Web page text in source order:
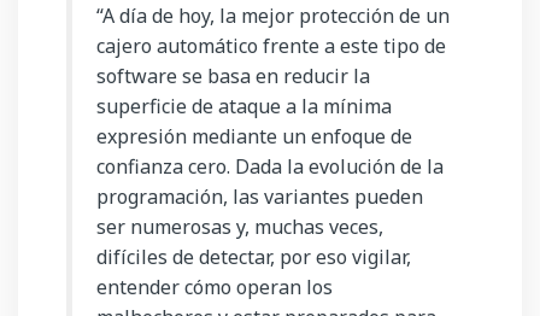
“A día de hoy, la mejor protección de un
cajero automático frente a este tipo de
software se basa en reducir la
superficie de ataque a la mínima
expresión mediante un enfoque de
confianza cero. Dada la evolución de la
programación, las variantes pueden
ser numerosas y, muchas veces,
difíciles de detectar, por eso vigilar,
entender cómo operan los